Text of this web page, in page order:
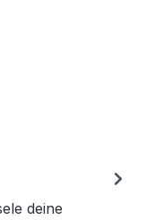
deine